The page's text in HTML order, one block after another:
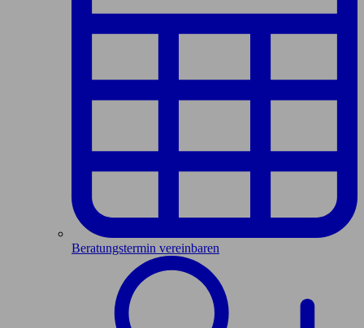
Beratungstermin vereinbaren